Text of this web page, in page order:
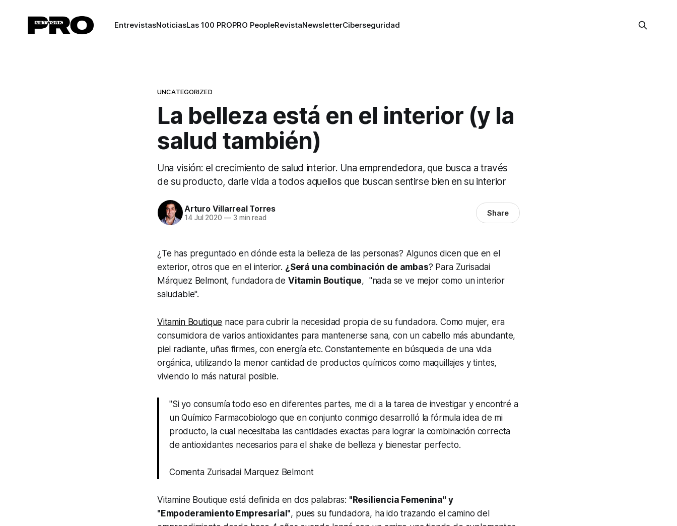
EntrevistasNoticiasLas 100 PROPRO PeopleRevistaNewsletterCiberseguridad
UNCATEGORIZED
La belleza está en el interior (y la
salud también)
Una visión: el crecimiento de salud interior. Una emprendedora, que busca a través
de su producto, darle vida a todos aquellos que buscan sentirse bien en su interior
Arturo Villarreal Torres
14 Jul 2020 —3 min read Share
¿Te has preguntado en dónde esta la belleza de las personas? Algunos dicen que en el
exterior, otros que en el interior. ¿Será una combinación de ambas? Para Zurisadai
Márquez Belmont, fundadora de Vitamin Boutique, "nada se ve mejor como un interior
saludable".
Vitamin Boutique nace para cubrir la necesidad propia de su fundadora. Como mujer, era
consumidora de varios antioxidantes para mantenerse sana, con un cabello más abundante,
piel radiante, uñas firmes, con energía etc. Constantemente en búsqueda de una vida
orgánica, utilizando la menor cantidad de productos químicos como maquillajes y tintes,
viviendo lo más natural posible.
"Si yo consumía todo eso en diferentes partes, me di a la tarea de investigar y encontré a
un Químico Farmacobiologo que en conjunto conmigo desarrolló la fórmula idea de mi
producto, la cual necesitaba las cantidades exactas para lograr la combinación correcta
de antioxidantes necesarios para el shake de belleza y bienestar perfecto.
Comenta Zurisadai Marquez Belmont
Vitamine Boutique está definida en dos palabras: "Resiliencia Femenina" y
"Empoderamiento Empresarial", pues su fundadora, ha ido trazando el camino del